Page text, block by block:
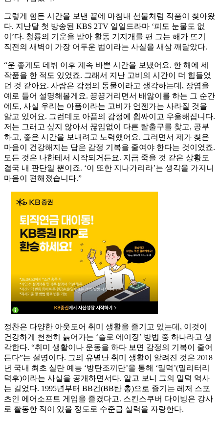
그렇게 힘든 시간을 보낸 끝에 마침내 선물처럼 작품이 찾아왔
다. 지난달 첫 방송된 KBS 2TV 일일드라마 ‘피도 눈물도 없
이’다. 청룡의 기운을 받아 활동 기지개를 편 그는 해가 뜨기
직전의 새벽이 가장 어두운 법이라는 사실을 새삼 깨달았다.
“운 좋게도 데뷔 이후 계속 바쁜 시간을 보냈어요. 한 해에 세
작품을 한 적도 있었죠. 그래서 지난 고비의 시간이 더 힘들었
던 것 같아요. 사람은 감정의 동물이라고 생각하는데, 장염을
예로 들어 설명해볼게요. 끙끙거리면서 배앓이를 하는 그 순간
에도, 사실 우리는 아픔이라는 고비가 언젠가는 사라질 것을
알고 있어요. 그런데도 아픔의 감정에 휩싸이고 우울해집니다.
저는 그러고 싶지 않아서 끊임없이 다른 탈출구를 찾고, 공부
하고, 좋은 시간을 보내려고 노력했어요. 그러면서 제가 찾은
마음이 건강해지는 답은 감정 기복을 줄여야 한다는 것이었죠.
모든 것은 나한테서 시작되거든요. 지금 죽을 것 같은 상황도
결국 내 판단일 뿐이죠. ‘이 또한 지나가리라’는 생각을 가지니
마음이 편해졌습니다.”
정찬은 다양한 아웃도어 취미 생활을 즐기고 있는데, 이것이
건강하게 천천히 늙어가는 ‘슬로 에이징’ 방법 중 하나라고 생
각한다. “취미 생활이나 운동을 하다 보면 감정의 기복이 줄어
든다”는 설명이다. 그의 유별난 취미 생활이 알려진 것은 2018
년 국내 최초 실탄 예능 ‘방탄조끼단’을 통해 ‘밀덕’(밀리터리
덕후)이라는 사실을 공개하면서다. 알고 보니 그의 밀덕 역사
는 길었다. 1995년부터 BB건(BB탄 총)으로 즐기는 레저 스포
츠인 에어소프트 게임을 즐겼다고. 스킨스쿠버 다이빙은 강사
로 활동한 적이 있을 정도로 수준급 실력을 자랑한다.